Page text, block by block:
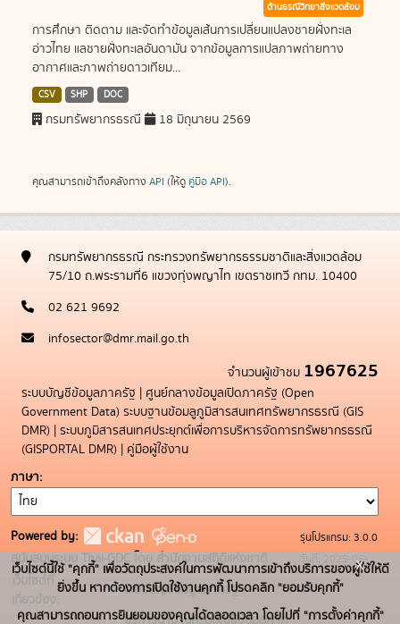
ด้านธรณีวิทยาสิ่งแวดล้อม
การศึกษา ติดตาม และจัดทำข้อมูลเส้นการเปลี่ยนแปลงชายฝั่งทะเล
อ่าวไทย แลชายฝั่งทะเลอันดามัน จากข้อมูลการแปลภาพถ่ายทาง
อากาศและภาพถ่ายดาวเทียม...
CSV SHP DOC
กรมทรัพยากรธรณี 18 มิถุนายน 2569
คุณสามารถเข้าถึงคลังทาง API (ให้ดู คู่มือ API).
กรมทรัพยากรธรณี กระทรวงทรัพยากรธรรมชาติและสิ่งแวดล้อม
75/10 ถ.พระรามที่6 แขวงทุ่งพญาไท เขตราชเทวี กทม. 10400
02 621 9692
infosector@dmr.mail.go.th
จำนวนผู้เข้าชม 1967625
ระบบบัญชีข้อมูลภาครัฐ | ศูนย์กลางข้อมูลเปิดภาครัฐ (Open
Government Data) ระบบฐานข้อมลูภูมิสารสนเทศทรัพยากรธรณี (GIS
DMR) | ระบบภูมิสารสนเทศประยุกต์เพื่อการบริหารจัดการทรัพยากรธรณี
(GISPORTAL DMR) | คู่มือผู้ใช้งาน
ภาษา
Powered by:
สนับสนุนระบบ Thai-GDC โดย สำนักงานสถิติแห่งชาติ
เว็บไซต์ที่
เกี่ยวข้อง:
ระบบบัญชีข้อมูลภาครัฐ
บริการนามานุกรมบัญชีข้อมูลภาค
รุ่นโปรแกรม: 3.0.0
วันที่: 2025-05-
19
เว็บไซต์นี้ใช้ "คุกกี้" เพื่อวัตถุประสงค์ในการพัฒนาการเข้าถึงบริการของผู้ใช้ให้ดี
ยิ่งขึ้น หากต้องการเปิดใช้งานคุกกี้ โปรดคลิก "ยอมรับคุกกี้"
คุณสามารถถอนการยินยอมของคุณได้ตลอดเวลา โดยไปที่ "การตั้งค่าคุกกี้"
x